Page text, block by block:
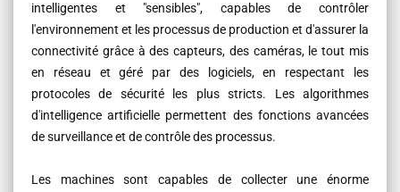
intelligentes et "sensibles", capables de contrôler
l'environnement et les processus de production et d'assurer la
connectivité grâce à des capteurs, des caméras, le tout mis
en réseau et géré par des logiciels, en respectant les
protocoles de sécurité les plus stricts. Les algorithmes
d'intelligence artificielle permettent des fonctions avancées
de surveillance et de contrôle des processus.
Les machines sont capables de collecter une énorme